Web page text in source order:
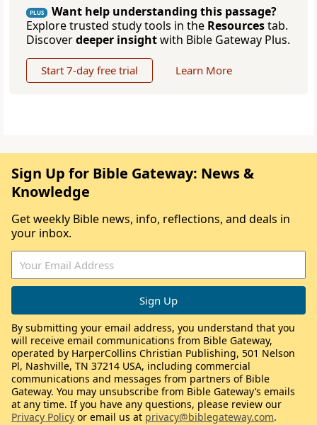
PLUS
Want help understanding this passage?
Explore trusted study tools in the Resourcestab.
Discoverdeeper insightwith Bible Gateway Plus.
Start 7-day free trial Learn More
Sign Up for Bible Gateway: News &
Knowledge
Get weekly Bible news, info, reflections, and deals in
your inbox.
By submitting your email address, you understand that you
will receive email communications from Bible Gateway,
operated by HarperCollins Christian Publishing, 501 Nelson
Pl, Nashville, TN 37214 USA, including commercial
communications and messages from partners of Bible
Gateway. You may unsubscribe from Bible Gateway’s emails
at any time. If you have any questions, please review our
Privacy Policy or email us at privacy@biblegateway.com.